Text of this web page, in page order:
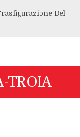
Del